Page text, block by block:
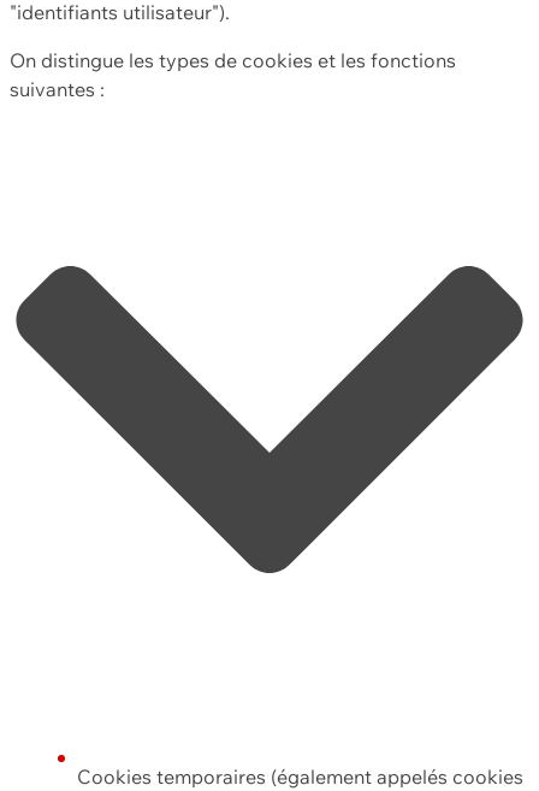
"identifiants utilisateur").
On distingue les types de cookies et les fonctions
suivantes :
Cookies temporaires (également appelés cookies